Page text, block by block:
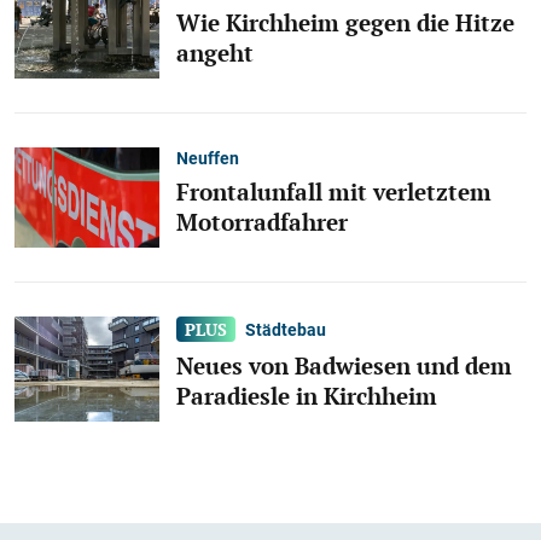
Wie Kirchheim gegen die Hitze
angeht
Neuffen
Frontalunfall mit verletztem
Motorradfahrer
Städtebau
Neues von Badwiesen und dem
Paradiesle in Kirchheim